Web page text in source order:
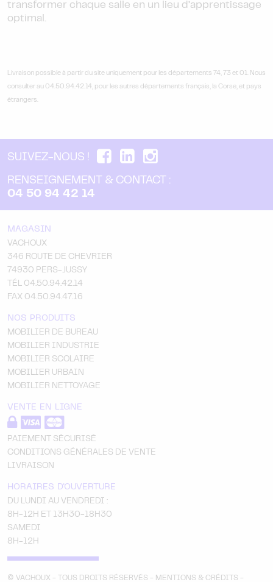
transformer chaque salle en un lieu d’apprentissage
optimal.
Livraison possible à partir du site uniquement pour les départements 74, 73 et 01. Nous
consulter au 04.50.94.42.14, pour les autres départements français, la Corse, et pays
étrangers.
SUIVEZ-NOUS !
RENSEIGNEMENT & CONTACT :
04 50 94 42 14
MAGASIN
VACHOUX
346 ROUTE DE CHEVRIER
74930 PERS-JUSSY
TÉL 04.50.94.42.14
FAX 04.50.94.47.16
NOS PRODUITS
MOBILIER DE BUREAU
MOBILIER INDUSTRIE
MOBILIER SCOLAIRE
MOBILIER URBAIN
MOBILIER NETTOYAGE
VENTE EN LIGNE
PAIEMENT SÉCURISÉ
CONDITIONS GÉNÉRALES DE VENTE
LIVRAISON
HORAIRES D'OUVERTURE
DU LUNDI AU VENDREDI :
8H-12H ET 13H30-18H30
SAMEDI
8H-12H
© VACHOUX - TOUS DROITS RÉSERVÉS - MENTIONS & CRÉDITS -